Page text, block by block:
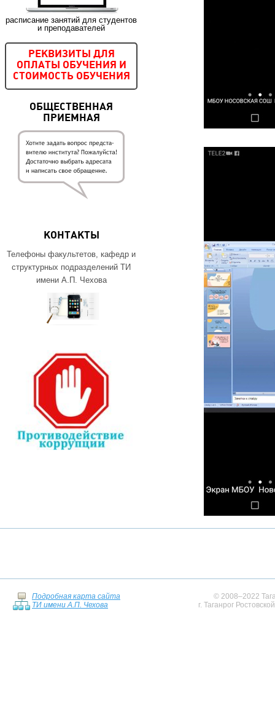
расписание занятий для студентов
и преподавателей
РЕКВИЗИТЫ ДЛЯ
ОПЛАТЫ ОБУЧЕНИЯ И
СТОИМОСТЬ ОБУЧЕНИЯ
ОБЩЕСТВЕННАЯ
ПРИЕМНАЯ
КОНТАКТЫ
Телефоны факультетов, кафедр и
структурных подразделений ТИ
имени А.П. Чехова
Подробная карта сайта
ТИ имени А.П. Чехова
© 2008–2022
г. Таганрог